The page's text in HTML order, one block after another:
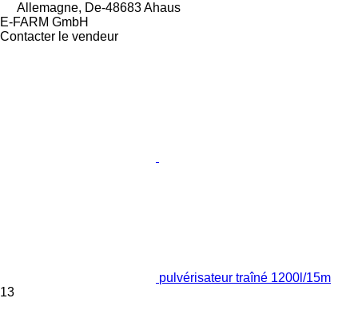
Allemagne, De-48683 Ahaus
E-FARM GmbH
Contacter le vendeur
pulvérisateur traîné 1200l/15m
13